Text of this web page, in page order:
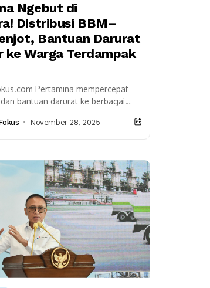
Ngebut di
Distribusi BBM–
Bantuan Darurat
ke Warga Terdampak
Pertamina mempercepat
bantuan darurat ke berbagai
Barat. Perusahaan langsung...
November 28, 2025